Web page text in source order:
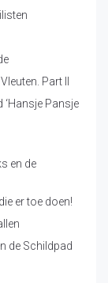
Part II
Pansje
en de
er toe doen!
de Schildpad